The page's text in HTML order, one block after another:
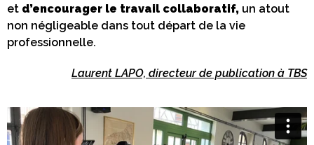
et d’encourager le travail collaboratif, un atout
non négligeable dans tout départ de la vie
professionnelle.
Laurent LAPO, directeur de publication à TBS